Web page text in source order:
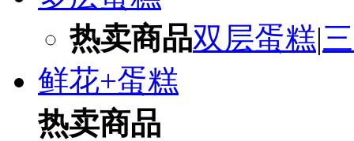
热卖商品双层蛋糕|
鲜花+蛋糕
热卖商品